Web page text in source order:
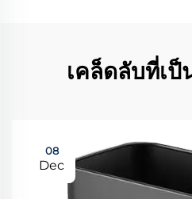
เคล็ดลับที่เ
08
Dec